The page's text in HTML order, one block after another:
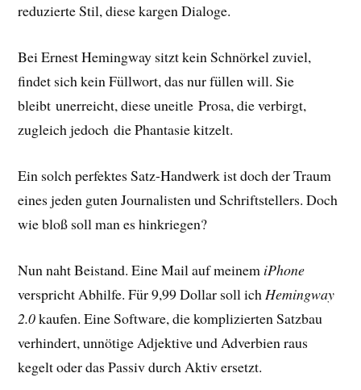
reduzierte Stil, diese kargen Dialoge.
Bei Ernest Hemingway sitzt kein Schnörkel zuviel,
findet sich kein Füllwort, das nur füllen will. Sie
bleibt unerreicht, diese uneitle Prosa, die verbirgt,
zugleich jedoch die Phantasie kitzelt.
Ein solch perfektes Satz-Handwerk ist doch der Traum
eines jeden guten Journalisten und Schriftstellers. Doch
wie bloß soll man es hinkriegen?
Nun naht Beistand. Eine Mail auf meinem iPhone
verspricht Abhilfe. Für 9,99 Dollar soll ich Hemingway
2.0kaufen. Eine Software, die komplizierten Satzbau
verhindert, unnötige Adjektive und Adverbien raus
kegelt oder das Passiv durch Aktiv ersetzt.